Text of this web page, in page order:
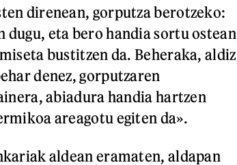
direnean, gorputza berotzeko:
dugu, eta bero handia sortu
bustitzen da. Beheraka,
denez, gorputzaren
abiadura handia hartzen
areagotu egiten da».
aldean eramaten, aldapan